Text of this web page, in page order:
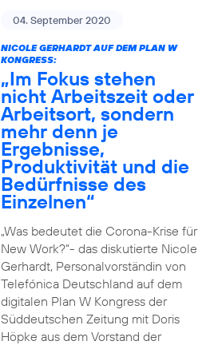
04. September 2020
NICOLE GERHARDT AUF DEM PLAN W
KONGRESS:
„Im Fokus stehen
nicht Arbeitszeit oder
Arbeitsort, sondern
mehr denn je
Ergebnisse,
Produktivität und die
Bedürfnisse des
Einzelnen“
„Was bedeutet die Corona-Krise für
New Work?“- das diskutierte Nicole
Gerhardt, Personalvorständin von
Telefónica Deutschland auf dem
digitalen Plan W Kongress der
Süddeutschen Zeitung mit Doris
Höpke aus dem Vorstand der